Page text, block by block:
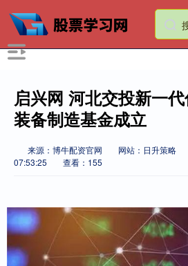
启兴网 河北交投新一
装备制造基金成立
来源：博牛配资官网 网站：日升策略
07:53:25
查看：155